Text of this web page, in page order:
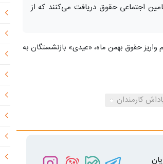
تامین اجتماعی حقوق دریافت می‌کنند که از
واریز حقوق بهمن ماه، «عیدی» بازنشستگان به
کارمندان